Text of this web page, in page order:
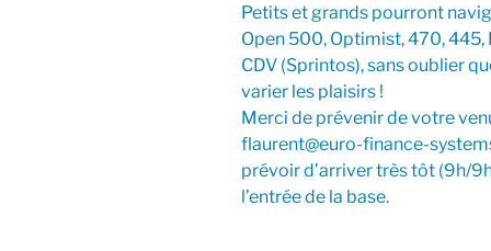
Petits et grands pourront
Open 500, Optimist, 470, 445,
CDV (Sprintos), sans oublier
varier les plaisirs !
Merci de prévenir de votre
flaurent@euro-finance-
prévoir d’arriver très tôt (9h/
l’entrée de la base.